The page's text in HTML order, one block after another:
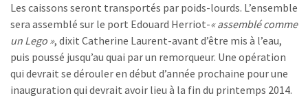
Les caissons seront transportés par poids-lourds. L’ensemble
sera assemblé sur le port Edouard Herriot-« assemblé comme
un Lego », dixit Catherine Laurent-avant d’être mis à l’eau,
puis poussé jusqu’au quai par un remorqueur. Une opération
qui devrait se dérouler en début d’année prochaine pour une
inauguration qui devrait avoir lieu à la fin du printemps 2014.